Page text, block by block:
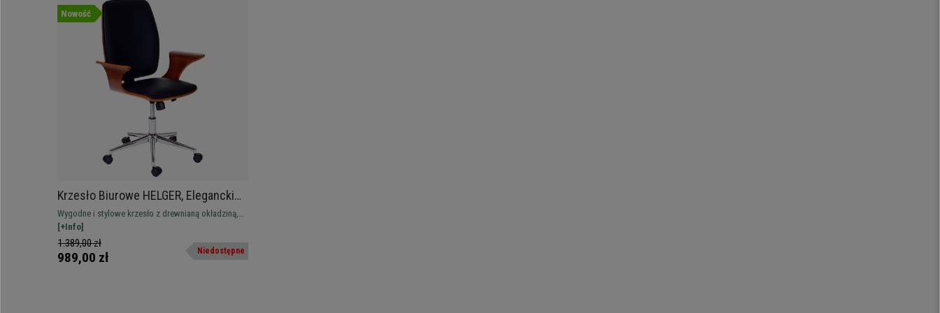
Nowość
Krzesło Biurowe HELGER, Elegancki
Design, Drewno Orzech i Czarna
Skóra
Wygodne i stylowe krzesło z drewnianą okładziną,
tapicerowane wysokiej jakości ekoskórą.
[+Info]
1.389,00 zł
989,00 zł Niedostępne